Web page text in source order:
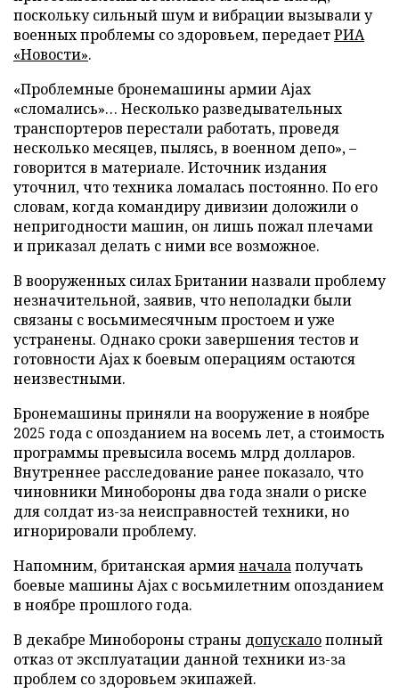
поскольку сильный шум и вибрации вызывали у
военных проблемы со здоровьем, передаетРИА
«Новости».
«Проблемные бронемашины армии Ajax
«сломались»… Несколько разведывательных
транспортеров перестали работать, проведя
несколько месяцев, пылясь, в военном депо», –
говорится в материале. Источник издания
уточнил, что техника ломалась постоянно. По его
словам, когда командиру дивизии доложили о
непригодности машин, он лишь пожал плечами
и приказал делать с ними все возможное.
В вооруженных силах Британии назвали проблему
незначительной, заявив, что неполадки были
связаны с восьмимесячным простоем и уже
устранены. Однако сроки завершения тестов и
готовности Ajax к боевым операциям остаются
неизвестными.
Бронемашины приняли на вооружение в ноябре
2025 года с опозданием на восемь лет, а стоимость
программы превысила восемь млрд долларов.
Внутреннее расследование ранее показало, что
чиновники Минобороны два года знали о риске
для солдат из-за неисправностей техники, но
игнорировали проблему.
Напомним, британская армияначалаполучать
боевые машины Ajax с восьмилетним опозданием
в ноябре прошлого года.
В декабре Минобороны страны допускалополный
отказ от эксплуатации данной техники из-за
проблем со здоровьем экипажей.